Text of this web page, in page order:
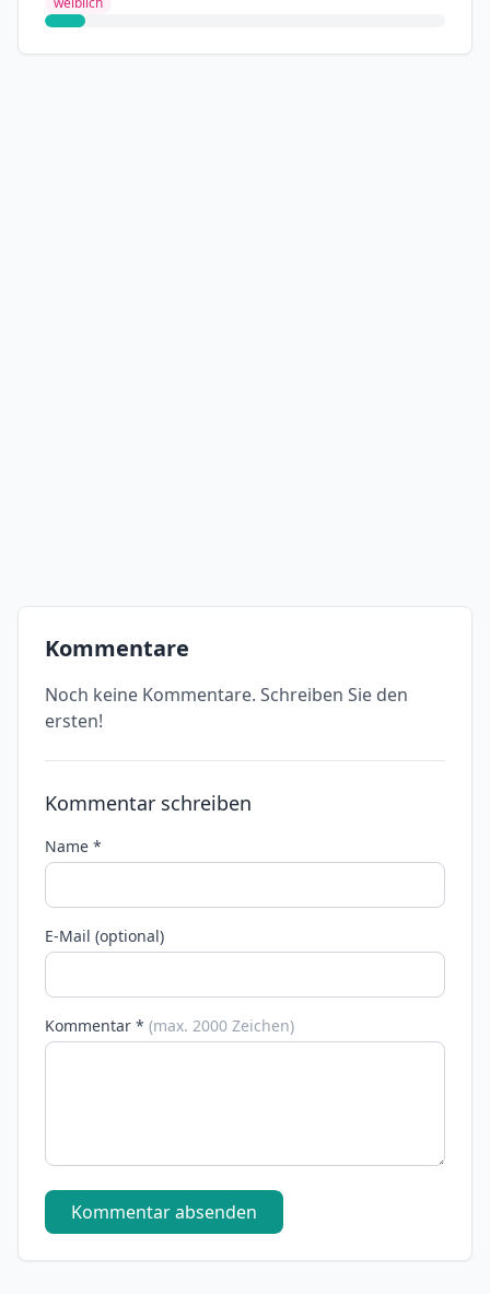
Kommentare
Noch keine Kommentare. Schreiben Sie den
ersten!
Kommentar schreiben
Name *
E-Mail (optional)
Kommentar * (max. 2000 Zeichen)
Kommentar absenden